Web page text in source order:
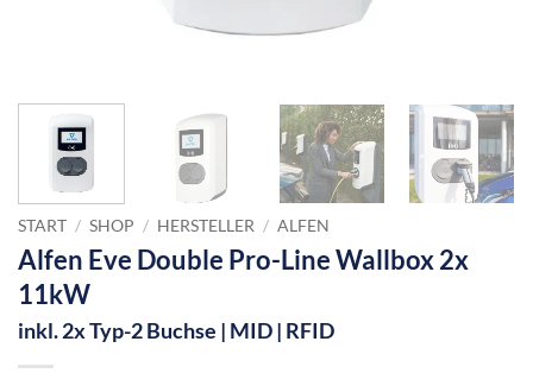
START / SHOP / HERSTELLER / ALFEN
Alfen Eve Double Pro-Line Wallbox 2x
11kW
inkl. 2x Typ-2 Buchse | MID | RFID